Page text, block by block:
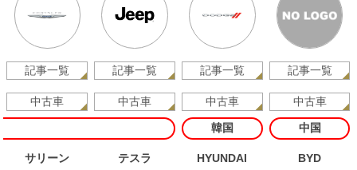
記事一覧
中古車
記事一覧
中古車
記事一覧
中古車
記事一覧
中古車
サリーン テスラ
韓国
HYUNDAI
中国
BYD